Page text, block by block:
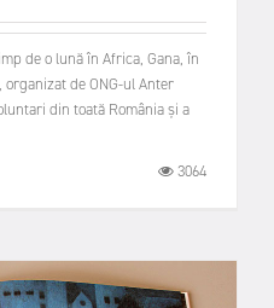
de o lună în Africa, Gana, în
de ONG-ul Anter
din toată România şi a
3064